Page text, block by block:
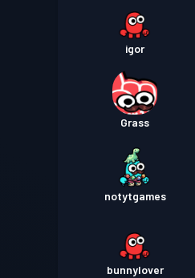
igor
Grass
notytgames
bunnylover